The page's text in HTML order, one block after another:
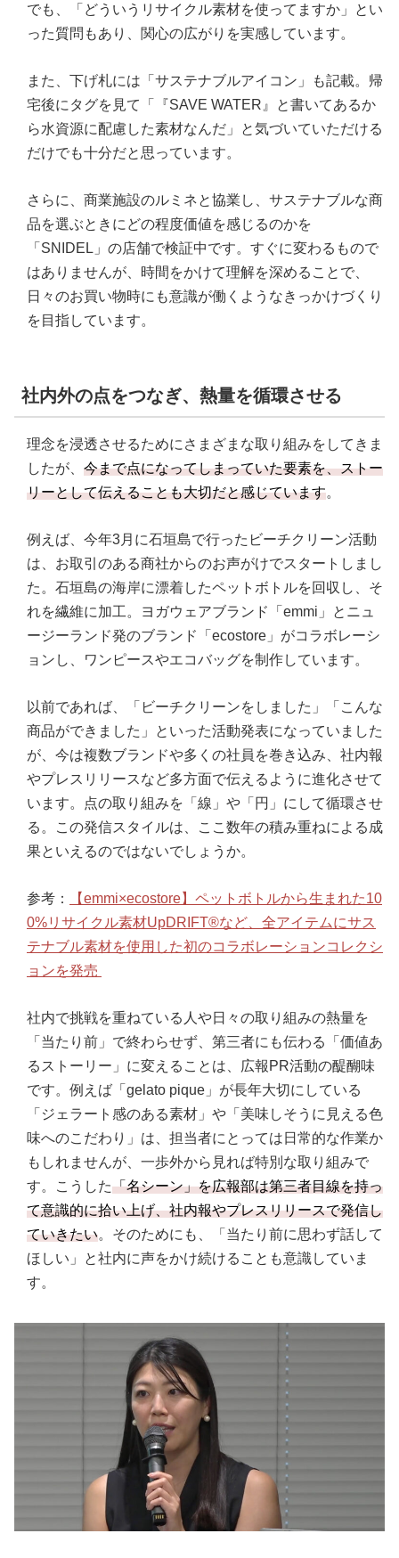
でも、「どういうリサイクル素材を使ってますか」とい
った質問もあり、関心の広がりを実感しています。
また、下げ札には「サステナブルアイコン」も記載。帰
宅後にタグを見て「『SAVE WATER』と書いてあるか
ら水資源に配慮した素材なんだ」と気づいていただける
だけでも十分だと思っています。
さらに、商業施設のルミネと協業し、サステナブルな商
品を選ぶときにどの程度価値を感じるのかを
「SNIDEL」の店舗で検証中です。すぐに変わるもので
はありませんが、時間をかけて理解を深めることで、
日々のお買い物時にも意識が働くようなきっかけづくり
を目指しています。
社内外の点をつなぎ、熱量を循環させる
理念を浸透させるためにさまざまな取り組みをしてきま
したが、 今まで点になってしまっていた要素を、ストー
リーとして伝えることも大切だと感じています。
例えば、今年3月に石垣島で行ったビーチクリーン活動
は、お取引のある商社からのお声がけでスタートしまし
た。石垣島の海岸に漂着したペットボトルを回収し、そ
れを繊維に加工。ヨガウェアブランド「emmi」とニュ
ージーランド発のブランド「ecostore」がコラボレーシ
ョンし、ワンピースやエコバッグを制作しています。
以前であれば、「ビーチクリーンをしました」「こんな
商品ができました」といった活動発表になっていました
が、今は複数ブランドや多くの社員を巻き込み、社内報
やプレスリリースなど多方面で伝えるように進化させて
います。点の取り組みを「線」や「円」にして循環させ
る。この発信スタイルは、ここ数年の積み重ねによる成
果といえるのではないでしょうか。
参考：
【emmi×ecostore】ペットボトルから生まれた10
0%リサイクル素材UpDRIFT®など、全アイテムにサス
テナブル素材を使用した初のコラボレーションコレクシ
ョンを発売
社内で挑戦を重ねている人や日々の取り組みの熱量を
「当たり前」で終わらせず、第三者にも伝わる「価値あ
るストーリー」に変えることは、広報PR活動の醍醐味
です。例えば「gelato pique」が長年大切にしている
「ジェラート感のある素材」や「美味しそうに見える色
味へのこだわり」は、担当者にとっては日常的な作業か
もしれませんが、一歩外から見れば特別な取り組みで
す。こうした「名シーン」を広報部は第三者目線を持っ
て意識的に拾い上げ、社内報やプレスリリースで発信し
ていきたい。そのためにも、「当たり前に思わず話して
ほしい」と社内に声をかけ続けることも意識していま
す。